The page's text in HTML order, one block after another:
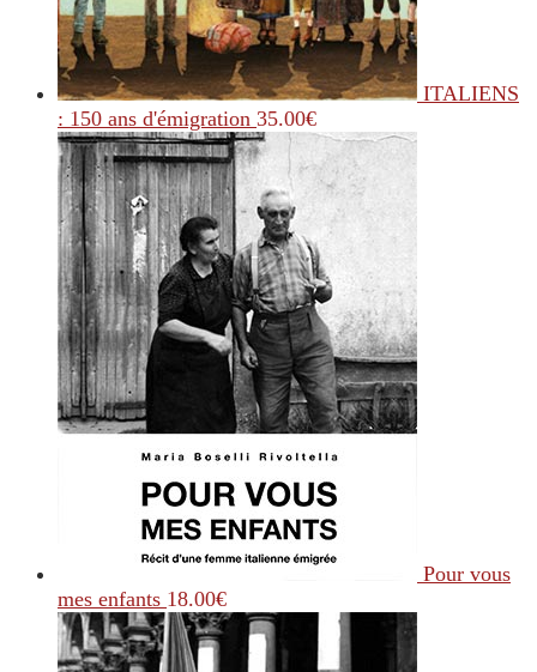
ITALIENS
: 150 ans d'émigration 35.00€
Pour vous
mes enfants 18.00€